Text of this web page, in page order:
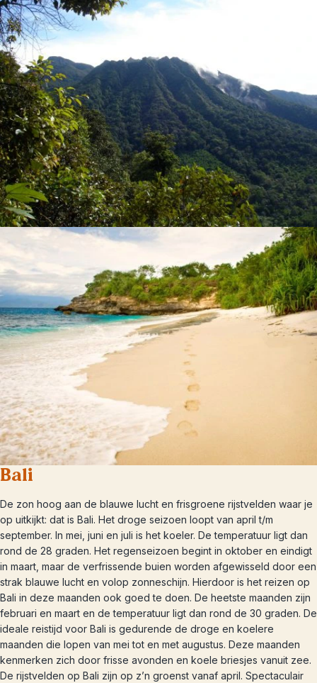
Bali
De zon hoog aan de blauwe lucht en frisgroene rijstvelden waar je
op uitkijkt: dat is Bali. Het droge seizoen loopt van april t/m
september. In mei, juni en juli is het koeler. De temperatuur ligt dan
rond de 28 graden. Het regenseizoen begint in oktober en eindigt
in maart, maar de verfrissende buien worden afgewisseld door een
strak blauwe lucht en volop zonneschijn. Hierdoor is het reizen op
Bali in deze maanden ook goed te doen. De heetste maanden zijn
februari en maart en de temperatuur ligt dan rond de 30 graden. De
ideale reistijd voor Bali is gedurende de droge en koelere
maanden die lopen van mei tot en met augustus. Deze maanden
kenmerken zich door frisse avonden en koele briesjes vanuit zee.
De rijstvelden op Bali zijn op z’n groenst vanaf april. Spectaculair